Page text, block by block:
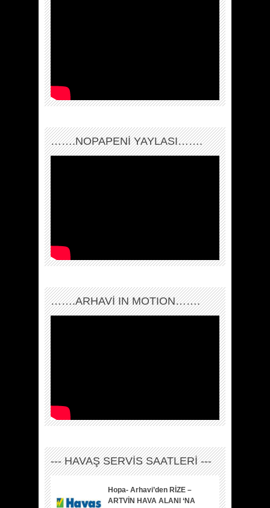
…….NOPAPENİ YAYLASI…….
…….ARHAVI IN MOTION…….
--- HAVAŞ SERVİS SAATLERİ ---
Hopa- Arhavi’den RİZE –
ARTVİN HAVA ALANI ‘NA